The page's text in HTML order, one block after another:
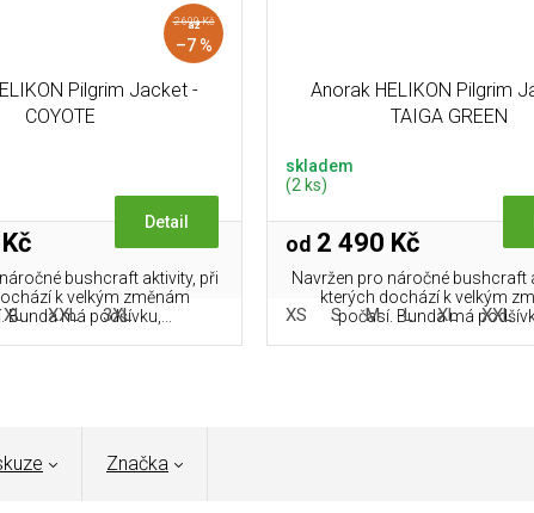
2 690 Kč
až
–7 %
Pilgrim Jacket -
COYOTE
Detail
bushcraft aktivity, při
k velkým změnám
Bunda má podšívku,...
XL XXL 3XL
Anorak HELIKON Pilgrim
TAIGA GREEN
skladem
(2 ks)
od 2 490 Kč
Navržen pro náročné bushcraft
kterých dochází k velkým
počasí. Bunda má
XS S M L XL XXL
Značka